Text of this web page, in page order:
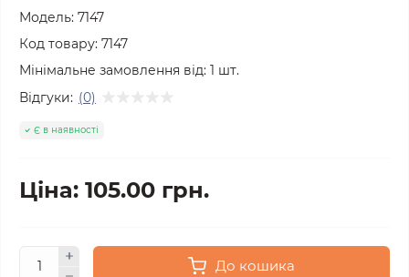
Модель: 7147
Код товару: 7147
Мінімальне замовлення від: 1 шт.
Відгуки: (0)
Є в наявності
Ціна: 105.00 грн.
До кошика